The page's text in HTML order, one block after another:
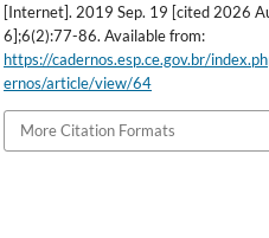
[Internet]. 2019 Sep. 19 [cited 2026
6];6(2):77-86. Available from:
https://cadernos.esp.ce.gov.br/
ernos/article/view/64
More Citation Formats